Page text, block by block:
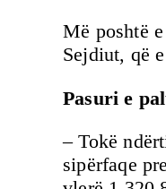
Më poshtë
Sejdiut, që
Pasuri e
– Tokë
sipërfaqe